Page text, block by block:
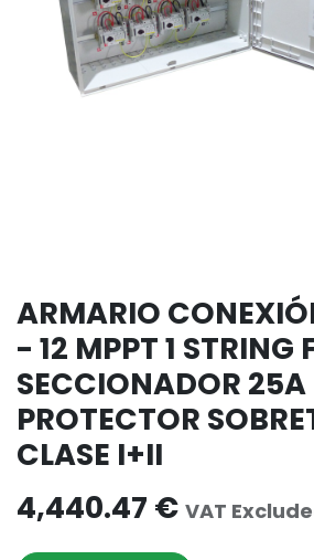
ARMARIO
- 12 MPPT 1 STRING
SECCIONADOR 25A
PROTECTOR
CLASE I+II
4,440.47 € VAT